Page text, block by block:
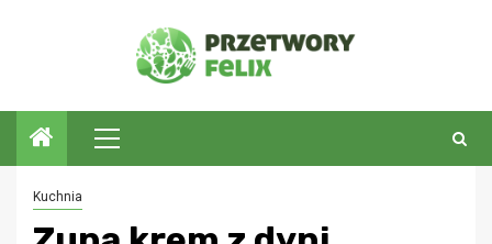
Menu
główne
Kuchnia